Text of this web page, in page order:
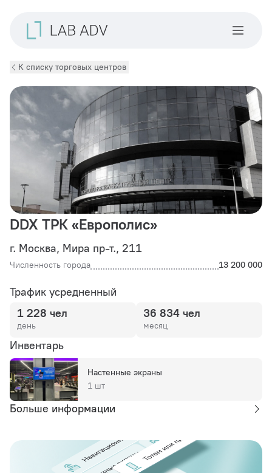
К списку торговых центров
Инвентарь
Настенные экраны
1 шт
DDX ТРК «Европолис»
г. Москва, Мира пр-т., 211
Численность города 13 200 000
Трафик усредненный
1 228 чел
день
36 834 чел
месяц
Больше информации